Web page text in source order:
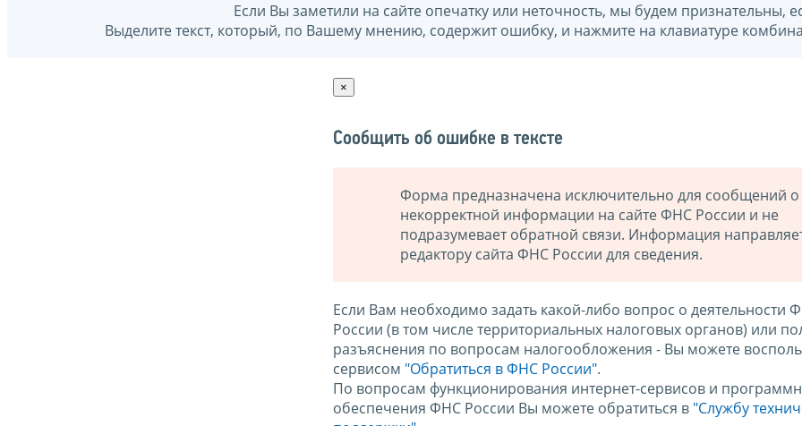
Если Вы заметили на сайте опечатку или неточность, мы будем признательны,
Выделите текст, который, по Вашему мнению, содержит ошибку, и нажмите на клавиатуре
×
Сообщить об ошибке в тексте
Форма предназначена исключительно для сообщений о
некорректной информации на сайте ФНС России и не
подразумевает обратной связи. Информация
редактору сайта ФНС России для сведения.
Если Вам необходимо задать какой-либо вопрос о деятельности
России (в том числе территориальных налоговых органов) или
разъяснения по вопросам налогообложения - Вы можете
сервисом "Обратиться в ФНС России".
По вопросам функционирования интернет-сервисов и
обеспечения ФНС России Вы можете обратиться в "Службу